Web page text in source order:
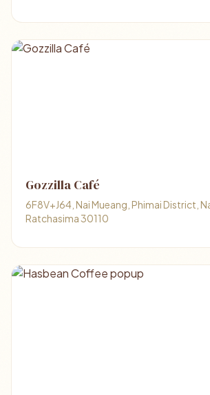
Gozzilla Café
6F8V+J64, Nai Mueang, Phimai District,
Ratchasima 30110